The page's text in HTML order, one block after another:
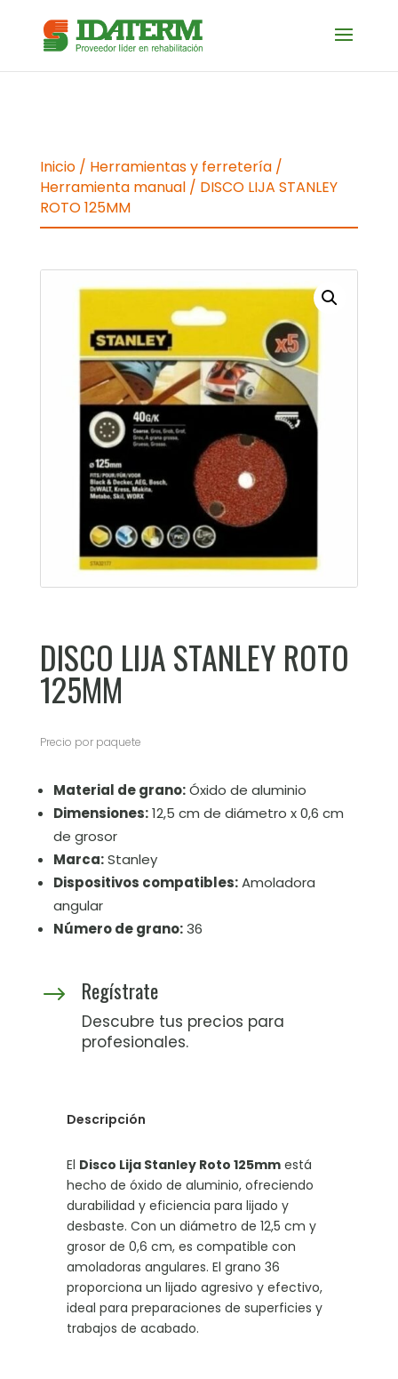
Inicio/ Herramientas y ferretería/
Herramienta manual/ DISCO LIJA STANLEY
ROTO 125MM
DISCO LIJA STANLEY ROTO
125MM
Precio por paquete
Material de grano:Óxido de aluminio
Dimensiones:12,5 cm de diámetro x 0,6 cm
de grosor
Marca:Stanley
Dispositivos compatibles:Amoladora
angular
Número de grano:36
$ Regístrate
Descubre tus precios para
profesionales.
Descripción
El Disco Lija Stanley Roto 125mmestá
hecho de óxido de aluminio, ofreciendo
durabilidad y eficiencia para lijado y
desbaste. Con un diámetro de 12,5 cm y
grosor de 0,6 cm, es compatible con
amoladoras angulares. El grano 36
proporciona un lijado agresivo y efectivo,
ideal para preparaciones de superficies y
trabajos de acabado.